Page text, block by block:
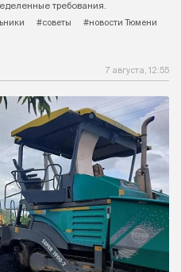
требования.
#советы
#новости Тюмени
7 августа, 12:55